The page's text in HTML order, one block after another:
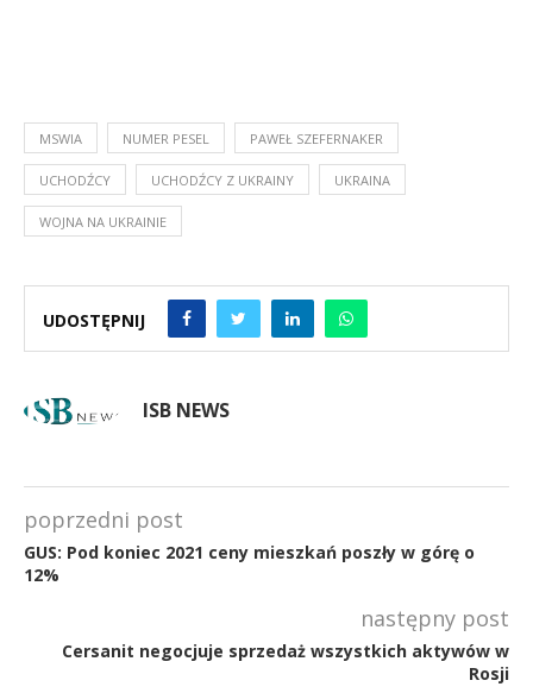
MSWIA NUMER PESEL PAWEŁ SZEFERNAKER
UCHODŹCY UCHODŹCY Z UKRAINY UKRAINA
WOJNA NA UKRAINIE
UDOSTĘPNIJ
ISB NEWS
poprzedni post
GUS: Pod koniec 2021 ceny mieszkań poszły w górę o
12%
następny post
Cersanit negocjuje sprzedaż wszystkich aktywów w
Rosji